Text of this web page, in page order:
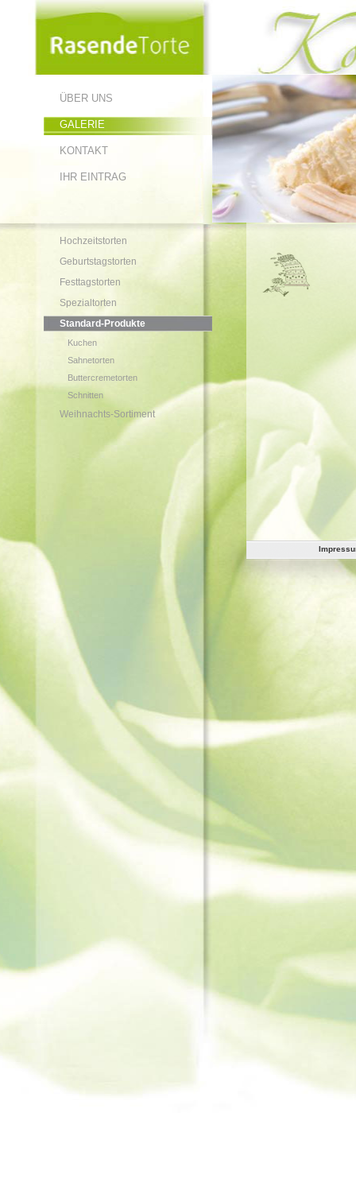
ÜBER UNS
GALERIE
KONTAKT
IHR EINTRAG
Hochzeitstorten
Geburtstagstorten
Festtagstorten
Spezialtorten
Standard-Produkte
Kuchen
Sahnetorten
Buttercremetorten
Schnitten
Weihnachts-Sortiment